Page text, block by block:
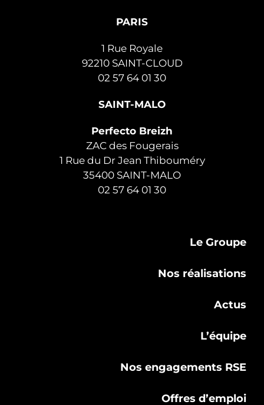
PARIS
1 Rue Royale
92210 SAINT-CLOUD
02 57 64 01 30
SAINT-MALO
Perfecto Breizh
ZAC des Fougerais
1 Rue du Dr Jean Thibouméry
35400 SAINT-MALO
02 57 64 01 30
Le Groupe
Nos réalisations
Actus
L’équipe
Nos engagements RSE
Offres d’emploi